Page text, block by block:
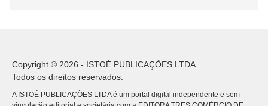
Copyright © 2026 - ISTOÉ PUBLICAÇÕES LTDA
Todos os direitos reservados.
A ISTOÉ PUBLICAÇÕES LTDA é um portal digital independente e sem